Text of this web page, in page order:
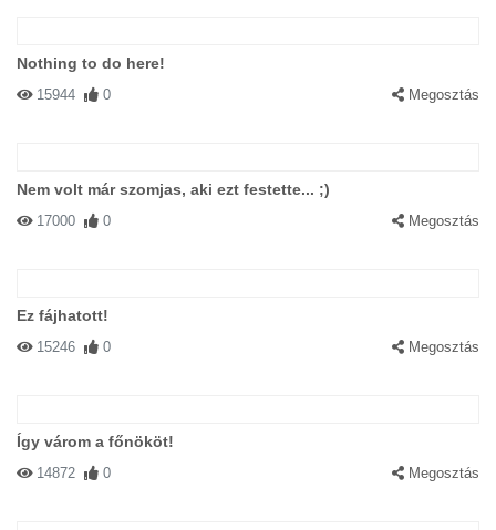
Nothing to do here!
15944 0 Megosztás
Nem volt már szomjas, aki ezt festette... ;)
17000 0 Megosztás
Ez fájhatott!
15246 0 Megosztás
Így várom a főnököt!
14872 0 Megosztás